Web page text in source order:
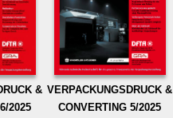
&
2025
VERPACKUNGSDRUCK &
CONVERTING 5/2025